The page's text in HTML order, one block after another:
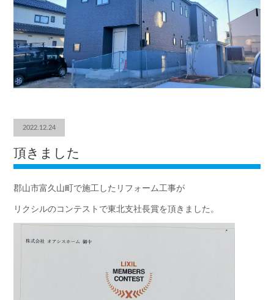
2022.12.24
頂きました
郡山市富久山町で施工したリフォーム工事が
リクシルのコンテストで東北支社長賞を頂きました。